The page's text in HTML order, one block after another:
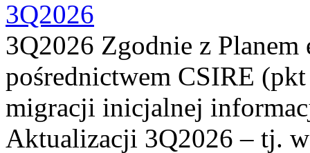
3Q2026
3Q2026 Zgodnie z
pośrednictwem CSIRE
migracji inicjalnej
Aktualizacji 3Q2026 – tj.